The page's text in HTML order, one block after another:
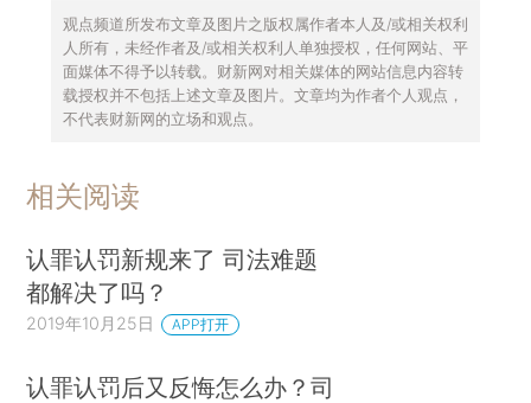
观点频道所发布文章及图片之版权属作者本人及/或相关权利
人所有，未经作者及/或相关权利人单独授权，任何网站、平
面媒体不得予以转载。财新网对相关媒体的网站信息内容转
载授权并不包括上述文章及图片。文章均为作者个人观点，
不代表财新网的立场和观点。
相关阅读
认罪认罚新规来了 司法难题
都解决了吗？
2019年10月25日 APP打开
认罪认罚后又反悔怎么办？司